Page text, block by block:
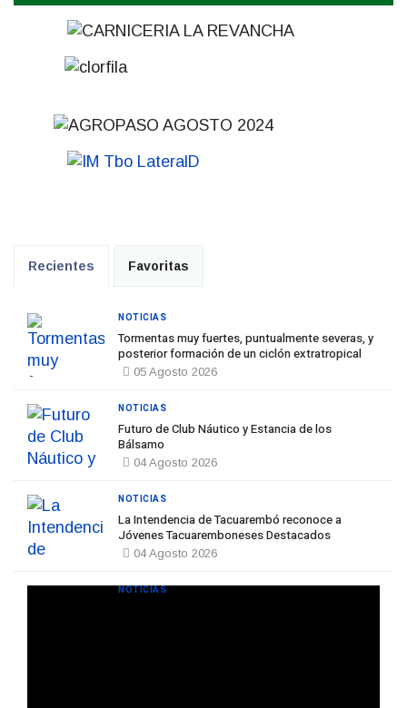
Recientes Favoritas
Tormentas muy fuertes, puntualmente severas, y
posterior formación de un ciclón extratropical
05 Agosto 2026
NOTICIAS
Futuro de Club Náutico y Estancia de los
Bálsamo
04 Agosto 2026
NOTICIAS
La Intendencia de Tacuarembó reconoce a
Jóvenes Tacuaremboneses Destacados
04 Agosto 2026
NOTICIAS
NOTICIAS